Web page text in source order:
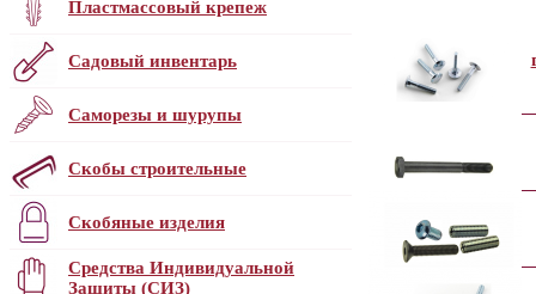
Пластмассовый крепеж
Садовый инвентарь
Саморезы и шурупы
Скобы строительные
Скобяные изделия
Средства Индивидуальной
Защиты (СИЗ)